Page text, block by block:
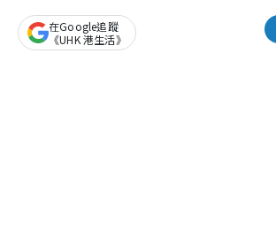
在Google追蹤
《UHK 港生活》